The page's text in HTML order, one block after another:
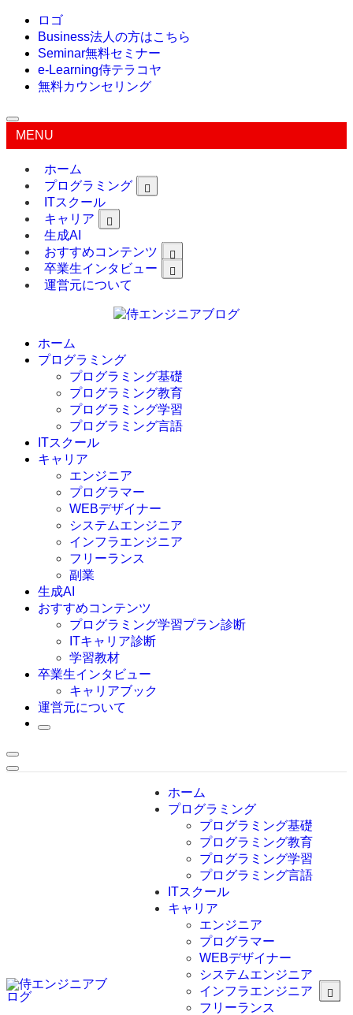
ロゴ
Business法人の方はこちら
Seminar無料セミナー
e-Learning侍テラコヤ
無料カウンセリング
MENU
ホーム
プログラミング
ITスクール
キャリア
生成AI
おすすめコンテンツ
卒業生インタビュー
運営元について
ホーム
プログラミング
プログラミング基礎
プログラミング教育
プログラミング学習
プログラミング言語
C言語
C#
VBA
Go言語
Kotlin
Java
JavaScript
Swift
Ruby
その他言語
ITスクール
キャリア
エンジニア
プログラマー
WEBデザイナー
システムエンジニア
インフラエンジニア
フリーランス
副業
生成AI
おすすめコンテンツ
プログラミング学習プラン診断
ITキャリア診断
学習教材
卒業生インタビュー
キャリアブック
運営元について
ホーム
プログラミング
プログラミング基礎
プログラミング教育
プログラミング学習
プログラミング言語
C言語
C#
VBA
Go言語
Kotlin
Java
JavaScript
ITスクール
キャリア
エンジニア
プログラマー
WEBデザイナー
システムエンジニア
インフラエンジニア
フリーランス